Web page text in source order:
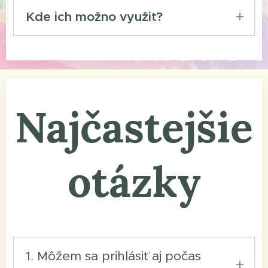
počas 120 dníod ich vzniku.
Kde ich možno využiť?
využiť aj v inom centre a v inej
vekovej skupinke alebo v
Najčastejšie
otázky
1. Môžem sa prihlásiť aj počas